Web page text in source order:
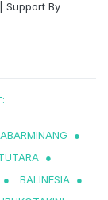
Support By
●
●
● BALINESIA ●